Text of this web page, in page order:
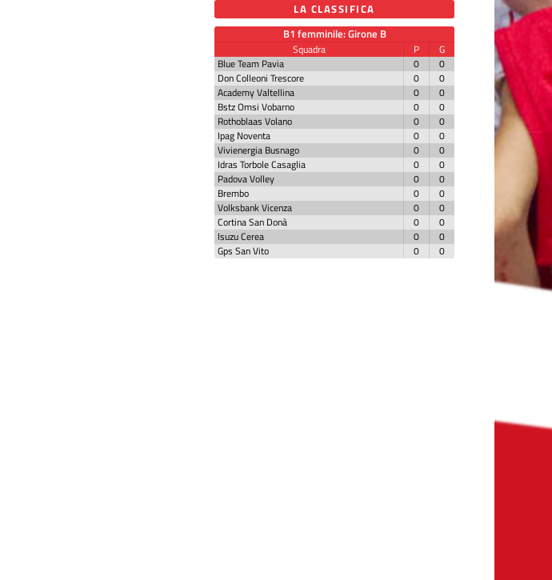
LA CLASSIFICA
B1 femminile: Girone B
Squadra P
G
Blue Team Pavia
0
0
Don Colleoni Trescore
0
0
Academy Valtellina
0
0
Bstz Omsi Vobarno
0
0
Rothoblaas Volano
0
0
Ipag Noventa
0
0
Vivienergia Busnago
0
0
Idras Torbole Casaglia
0
0
Padova Volley
0
0
Brembo
0
0
Volksbank Vicenza
0
0
Cortina San Donà
0
0
Isuzu Cerea
0
0
Gps San Vito
0 0